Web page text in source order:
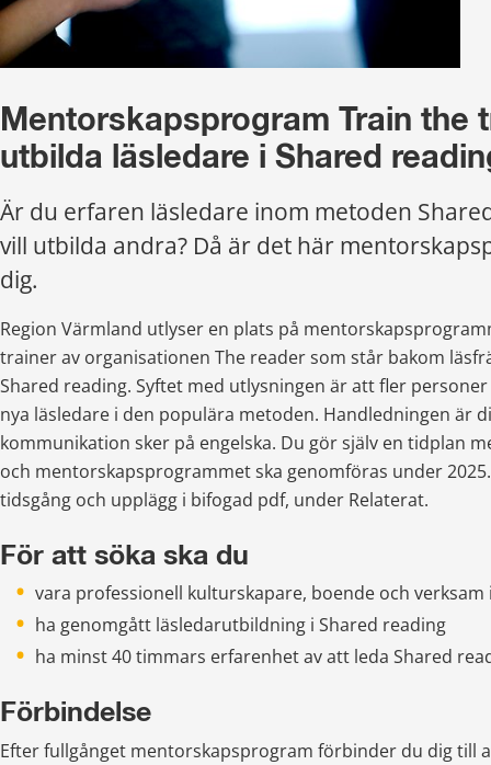
Mentorskapsprogram Train the
utbilda läsledare i Shared
Är du erfaren läsledare inom metoden
vill utbilda andra? Då är det här
dig.
Region Värmland utlyser en plats på
trainer av organisationen The reader som står bakom
Shared reading. Syftet med utlysningen är att fler
nya läsledare i den populära metoden. Handledningen är
kommunikation sker på engelska. Du gör själv en tidplan
och mentorskapsprogrammet ska genomföras under
tidsgång och upplägg i bifogad pdf, under Relaterat.
För att söka ska du
vara professionell kulturskapare, boende och verksam
ha genomgått läsledarutbildning i Shared reading
ha minst 40 timmars erfarenhet av att leda Shared
Förbindelse
Efter fullgånget mentorskapsprogram förbinder du dig till